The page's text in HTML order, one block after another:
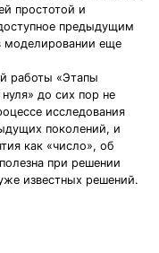
простотой и
предыдущим
моделировании еще
работы «Этапы
до сих пор не
исследования
поколений, и
как «число», об
при решении
известных решений.